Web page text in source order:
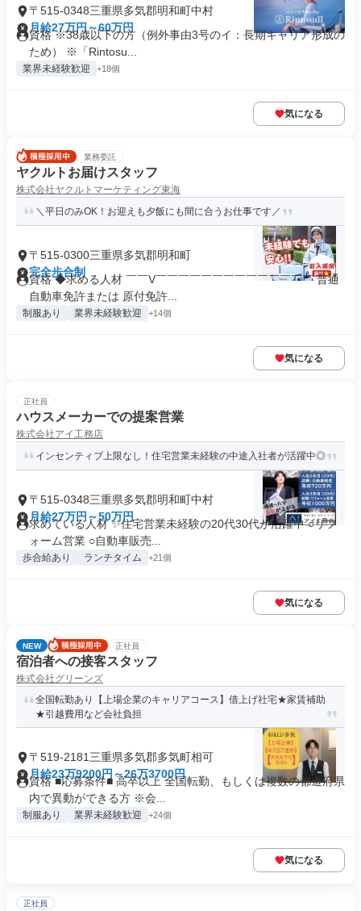
〒515-0348三重県多気郡明和町中村
月給27万円～60万円
資格 ※38歳以下の方（例外事由3号のイ：長期キャリア形成の
ため） ※「Rintosu...
業界未経験歓迎 +18個
気になる
業務委託
ヤクルトお届けスタッフ
株式会社ヤクルトマーケティング東海
＼平日のみOK！お迎えも夕飯にも間に合うお仕事です／
〒515-0300三重県多気郡明和町
完全歩合制
資格 ◆求める人材 ￣￣V￣￣￣￣￣￣￣￣￣￣￣￣￣￣ 普通
自動車免許または 原付免許...
制服あり 業界未経験歓迎 +14個
気になる
正社員
ハウスメーカーでの提案営業
株式会社アイ工務店
インセンティブ上限なし！住宅営業未経験の中途入社者が活躍中◎
〒515-0348三重県多気郡明和町中村
月給27万円～50万円
求めている人材 ✨住宅営業未経験の20代30代が活躍中 ○リフ
ォーム営業 ○自動車販売...
歩合給あり ランチタイム +21個
気になる
NEW 正社員
宿泊者への接客スタッフ
株式会社グリーンズ
全国転勤あり【上場企業のキャリアコース】借上げ社宅★家賃補助
★引越費用など会社負担
〒519-2181三重県多気郡多気町相可
月給23万9200円～26万3700円
資格 ■応募条件■ 高卒以上 全国転勤、もしくは複数の都道府県
内で異動ができる方 ※会...
制服あり 業界未経験歓迎 +24個
気になる
正社員